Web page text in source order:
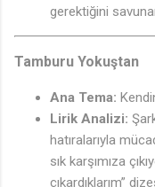
gerektiğini
Tamburu Yokuştan
Ana Tema:
Lirik Analizi:
hatıralarıyla
sık karşımıza
çıkardıklarım”